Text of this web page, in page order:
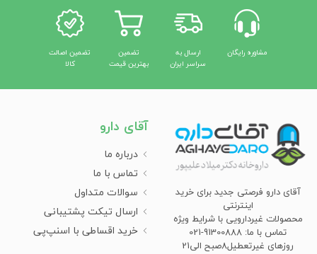
مشاوره رایگان
ارسال به
سراسر ایران
تضمین
بهترین قیمت
تضمین اصالت
کالا
آقای دارو فرصتی جدید برای خرید
اینترنتی
محصولات غیردارویی با شرایط ویژه
تماس با ما: 91300888-021
روزهای غیرتعطیل8صبح الی21
آقای دارو
درباره ما
تماس با ما
سوالات متداول
ارسال تیکت پشتیبانی
خرید اقساطی با اسنپ‌پی